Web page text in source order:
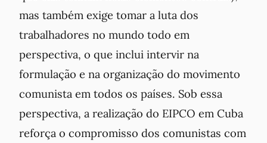
mas também exige tomar a luta dos
trabalhadores no mundo todo em
perspectiva, o que inclui intervir na
formulação e na organização do movimento
comunista em todos os países. Sob essa
perspectiva, a realização do EIPCO em Cuba
reforça o compromisso dos comunistas com